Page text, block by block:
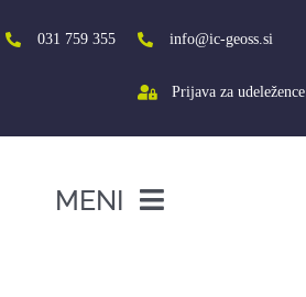
to
content
031 759 355 info@ic-geoss.si
Prijava za udeležence
MENI